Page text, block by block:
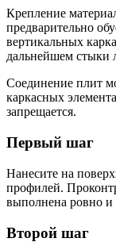
Крепление
предварительно
вертикальных
дальнейшем стыки
Соединение плит
каркасных
запрещается.
Первый шаг
Нанесите на
профилей.
выполнена ровно и
Второй шаг